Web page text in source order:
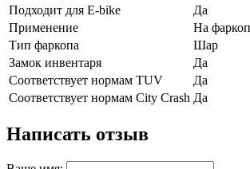
Подходит для E-bike
Да
Применение
На фаркоп
Тип фаркопа
Шар
Замок инвентаря
Да
Соответствует нормам TUV
Да
Соответствует нормам City Crash Да
Написать отзыв